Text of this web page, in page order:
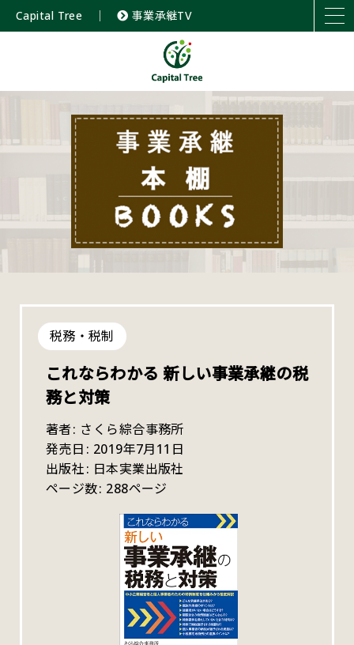
Capital Tree ｜ 事業承継TV
税務・税制
これならわかる 新しい事業承継の税
務と対策
著者
さくら綜合事務所
発売日
2019年7月11日
出版社
日本実業出版社
ページ数 288ページ